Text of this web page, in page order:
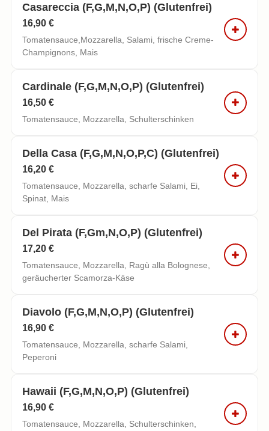
Casareccia (f,g,m,n,o,p) (glutenfrei)
16,90 €
Tomatensauce,Mozzarella, Salami, frische Creme-
Champignons, Mais
Cardinale (f,g,m,n,o,p) (glutenfrei)
16,50 €
Tomatensauce, Mozzarella, Schulterschinken
Della Casa (f,g,m,n,o,p,c) (glutenfrei)
16,20 €
Tomatensauce, Mozzarella, scharfe Salami, Ei,
Spinat, Mais
Del Pirata (f,gm,n,o,p) (glutenfrei)
17,20 €
Tomatensauce, Mozzarella, Ragù alla Bolognese,
geräucherter Scamorza-Käse
Diavolo (f,g,m,n,o,p) (glutenfrei)
16,90 €
Tomatensauce, Mozzarella, scharfe Salami,
Peperoni
Hawaii (f,g,m,n,o,p) (glutenfrei)
16,90 €
Tomatensauce, Mozzarella, Schulterschinken,